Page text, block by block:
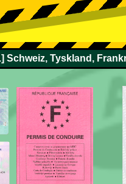
Schweiz, Tyskland,